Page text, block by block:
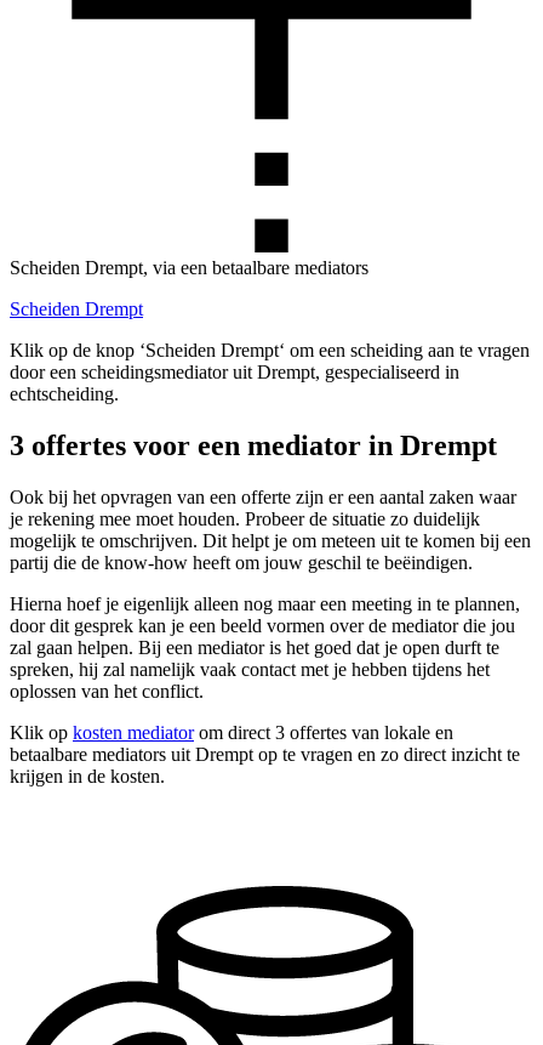
Scheiden Drempt, via een betaalbare mediators
Scheiden Drempt
Klik op de knop ‘Scheiden Drempt‘ om een scheiding aan te vragen
door een scheidingsmediator uit Drempt, gespecialiseerd in
echtscheiding.
3 offertes voor een mediator in Drempt
Ook bij het opvragen van een offerte zijn er een aantal zaken waar
je rekening mee moet houden. Probeer de situatie zo duidelijk
mogelijk te omschrijven. Dit helpt je om meteen uit te komen bij een
partij die de know-how heeft om jouw geschil te beëindigen.
Hierna hoef je eigenlijk alleen nog maar een meeting in te plannen,
door dit gesprek kan je een beeld vormen over de mediator die jou
zal gaan helpen. Bij een mediator is het goed dat je open durft te
spreken, hij zal namelijk vaak contact met je hebben tijdens het
oplossen van het conflict.
Klik op kosten mediatorom direct 3 offertes van lokale en
betaalbare mediators uit Drempt op te vragen en zo direct inzicht te
krijgen in de kosten.